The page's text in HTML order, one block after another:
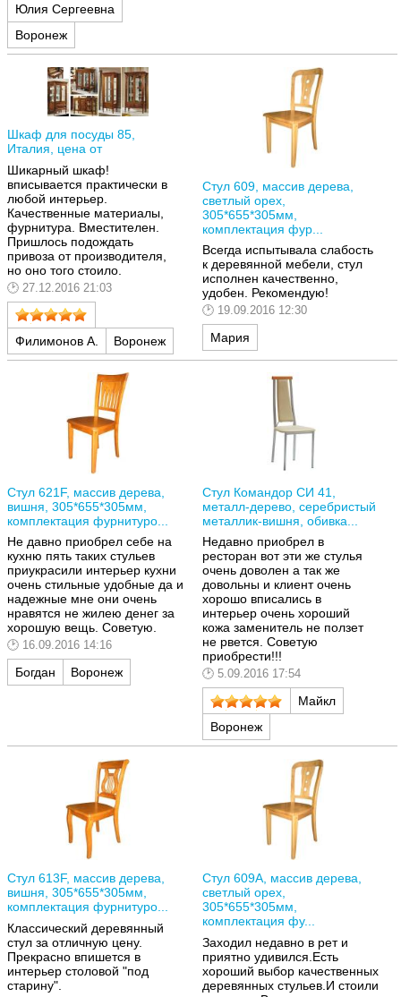
Юлия Сергеевна
Воронеж
Шкаф для посуды 85,
Италия, цена от
Шикарный шкаф!
вписывается практически в
любой интерьер.
Качественные материалы,
фурнитура. Вместителен.
Пришлось подождать
привоза от производителя,
но оно того стоило.
27.12.2016 21:03
Филимонов А. Воронеж
Стул 609, массив дерева,
светлый орех,
305*655*305мм,
комплектация фур...
Всегда испытывала слабость
к деревянной мебели, стул
исполнен качественно,
удобен. Рекомендую!
19.09.2016 12:30
Мария
Стул 621F, массив дерева,
вишня, 305*655*305мм,
комплектация фурнитуро...
Не давно приобрел себе на
кухню пять таких стульев
приукрасили интерьер кухни
очень стильные удобные да и
надежные мне они очень
нравятся не жилею денег за
хорошую вещь. Советую.
16.09.2016 14:16
Богдан Воронеж
Стул Командор СИ 41,
металл-дерево, серебристый
металлик-вишня, обивка...
Недавно приобрел в
ресторан вот эти же стулья
очень доволен а так же
довольны и клиент очень
хорошо вписались в
интерьер очень хороший
кожа заменитель не ползет
не рвется. Советую
приобрести!!!
5.09.2016 17:54
Майкл
Воронеж
Стул 613F, массив дерева,
вишня, 305*655*305мм,
комплектация фурнитуро...
Классический деревянный
стул за отличную цену.
Прекрасно впишется в
интерьер столовой "под
старину".
Стул 609A, массив дерева,
светлый орех,
305*655*305мм,
комплектация фу...
Заходил недавно в рет и
приятно удивился.Есть
хороший выбор качественных
деревянных стульев.И стоили